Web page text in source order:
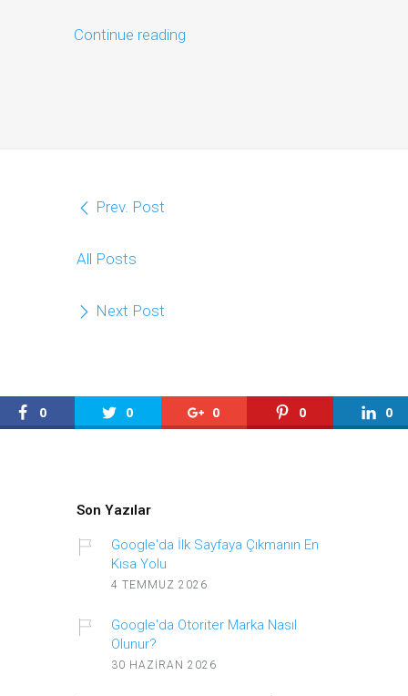
Continue reading
Prev. Post
All Posts
Next Post
0 0 0 0 0
Son Yazılar
Google'da İlk Sayfaya Çıkmanın En
Kısa Yolu
4 TEMMUZ 2026
Google'da Otoriter Marka Nasıl
Olunur?
30 HAZIRAN 2026